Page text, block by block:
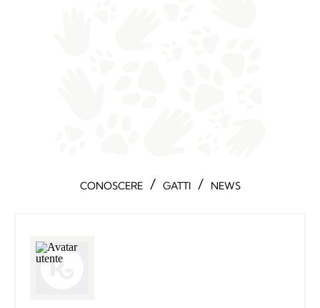
CONOSCERE / GATTI / NEWS